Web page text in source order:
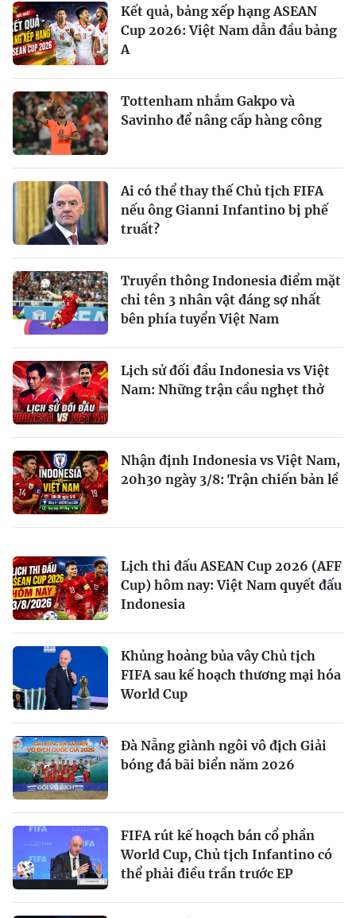
Kết quả, bảng xếp hạng ASEAN
Cup 2026: Việt Nam dẫn đầu bảng
A
Tottenham nhắm Gakpo và
Savinho để nâng cấp hàng công
Ai có thể thay thế Chủ tịch FIFA
nếu ông Gianni Infantino bị phế
truất?
Truyền thông Indonesia điểm mặt
chỉ tên 3 nhân vật đáng sợ nhất
bên phía tuyển Việt Nam
Lịch sử đối đầu Indonesia vs Việt
Nam: Những trận cầu nghẹt thở
Nhận định Indonesia vs Việt Nam,
20h30 ngày 3/8: Trận chiến bản lề
Lịch thi đấu ASEAN Cup 2026 (AFF
Cup) hôm nay: Việt Nam quyết đấu
Indonesia
Khủng hoảng bủa vây Chủ tịch
FIFA sau kế hoạch thương mại hóa
World Cup
Đà Nẵng giành ngôi vô địch Giải
bóng đá bãi biển năm 2026
FIFA rút kế hoạch bán cổ phần
World Cup, Chủ tịch Infantino có
thể phải điều trần trước EP